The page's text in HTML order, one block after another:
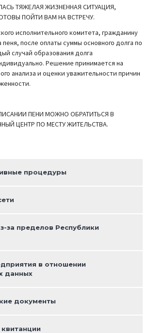
ТЯЖЕЛАЯ ЖИЗНЕННАЯ СИТУАЦИЯ,
ПОЙТИ ВАМ НА ВСТРЕЧУ.
исполнительного комитета, гражданину
после оплаты суммы основного долга по
случай образования долга
Решение принимается на
анализа и оценки уважительности причин
ПЕНИ МОЖНО ОБРАТИТЬСЯ В
ЦЕНТР ПО МЕСТУ ЖИТЕЛЬСТВА.
процедуры
за пределов Республики
в отношении
данных
документы